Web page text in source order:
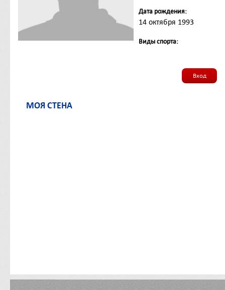
Дата рождения:
14 октября 1993
Виды спорта:
Вход
МОЯ СТЕНА